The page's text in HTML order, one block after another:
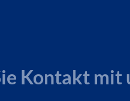
Kontakt mit